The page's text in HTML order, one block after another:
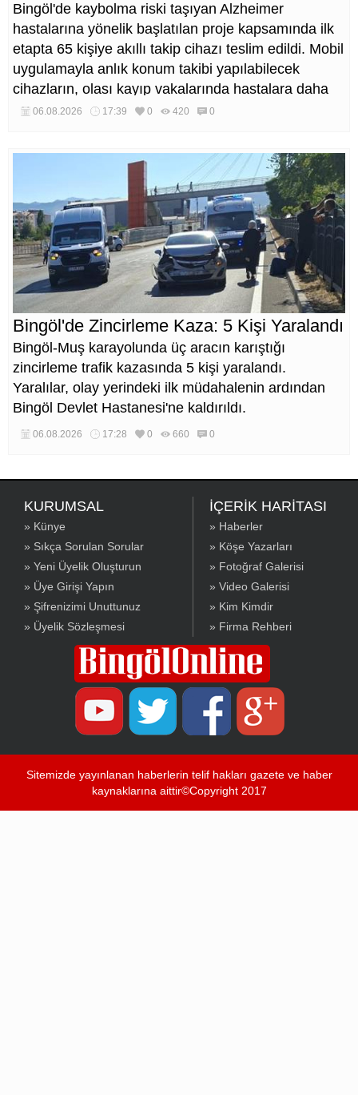
Bingöl'de kaybolma riski taşıyan Alzheimer
hastalarına yönelik başlatılan proje kapsamında ilk
etapta 65 kişiye akıllı takip cihazı teslim edildi. Mobil
uygulamayla anlık konum takibi yapılabilecek
cihazların, olası kayıp vakalarında hastalara daha
kısa sürede ulaşılmasını sağlaması hedefleniyor.
06.08.2026 17:39 0 420 0
Bingöl'de Zincirleme Kaza: 5 Kişi Yaralandı
Bingöl-Muş karayolunda üç aracın karıştığı
zincirleme trafik kazasında 5 kişi yaralandı.
Yaralılar, olay yerindeki ilk müdahalenin ardından
Bingöl Devlet Hastanesi'ne kaldırıldı.
06.08.2026 17:28 0 660 0
KURUMSAL
» Künye
» Sıkça Sorulan Sorular
» Yeni Üyelik Oluşturun
» Üye Girişi Yapın
» Şifrenizimi Unuttunuz
» Üyelik Sözleşmesi
İÇERİK HARİTASI
» Haberler
» Köşe Yazarları
» Fotoğraf Galerisi
» Video Galerisi
» Kim Kimdir
» Firma Rehberi
Sitemizde yayınlanan haberlerin telif hakları gazete ve haber
kaynaklarına aittir©Copyright 2017